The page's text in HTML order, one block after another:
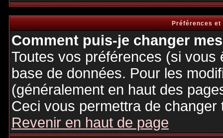
Préférences
Comment puis-je changer
Toutes vos préférences (si
base de données. Pour les
(généralement en haut des
Ceci vous permettra de
Revenir en haut de page